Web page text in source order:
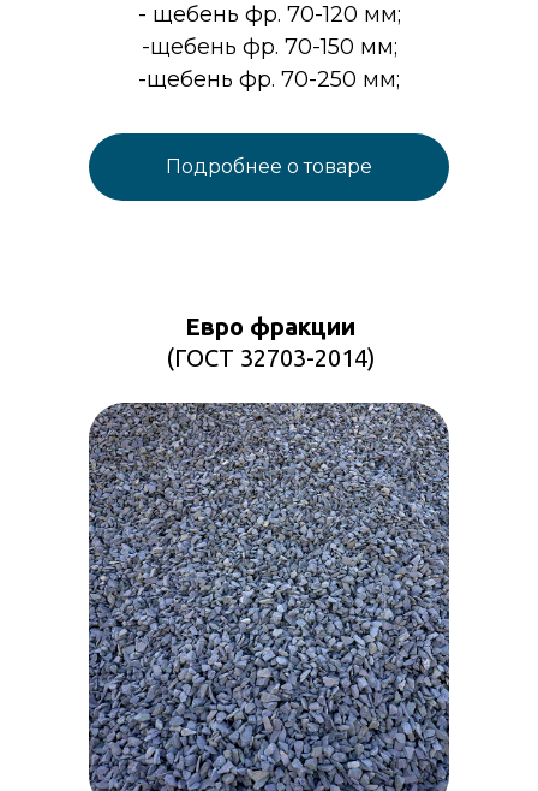
- щебень фр. 70-120 мм;
-щебень фр. 70-150 мм;
-щебень фр. 70-250 мм;
Подробнее о товаре
Евро фракции
(ГОСТ 32703-2014)